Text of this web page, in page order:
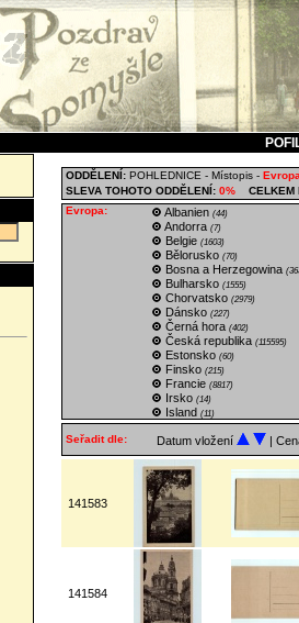
ODDĚLENÍ: POHLEDNICE - Místopis - Evropa
SLEVA TOHOTO ODDĚLENÍ: 0% CELKEM
Evropa:
Albanien (44)
Andorra (7)
Belgie (1603)
Bělorusko (70)
Bosna a Herzegowina
Bulharsko (1555)
Chorvatsko (2979)
Dánsko (227)
Černá hora (402)
Česká republika (115595)
Estonsko (60)
Finsko (215)
Francie (8817)
Irsko (14)
Island (11)
Seřadit dle: Datum vložení |
141583
141584